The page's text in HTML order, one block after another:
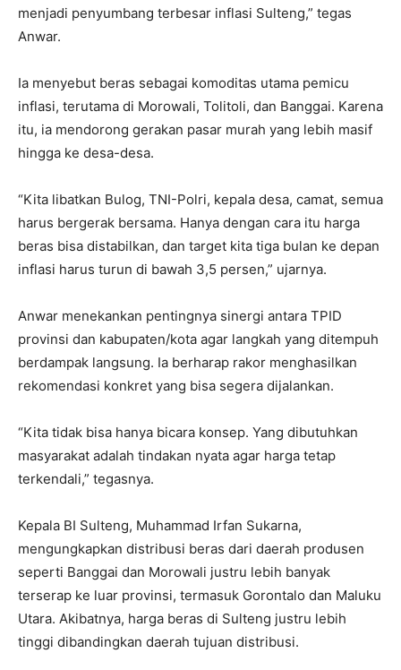
menjadi penyumbang terbesar inflasi Sulteng,” tegas
Anwar.
Ia menyebut beras sebagai komoditas utama pemicu
inflasi, terutama di Morowali, Tolitoli, dan Banggai. Karena
itu, ia mendorong gerakan pasar murah yang lebih masif
hingga ke desa-desa.
“Kita libatkan Bulog, TNI-Polri, kepala desa, camat, semua
harus bergerak bersama. Hanya dengan cara itu harga
beras bisa distabilkan, dan target kita tiga bulan ke depan
inflasi harus turun di bawah 3,5 persen,” ujarnya.
Anwar menekankan pentingnya sinergi antara TPID
provinsi dan kabupaten/kota agar langkah yang ditempuh
berdampak langsung. Ia berharap rakor menghasilkan
rekomendasi konkret yang bisa segera dijalankan.
“Kita tidak bisa hanya bicara konsep. Yang dibutuhkan
masyarakat adalah tindakan nyata agar harga tetap
terkendali,” tegasnya.
Kepala BI Sulteng, Muhammad Irfan Sukarna,
mengungkapkan distribusi beras dari daerah produsen
seperti Banggai dan Morowali justru lebih banyak
terserap ke luar provinsi, termasuk Gorontalo dan Maluku
Utara. Akibatnya, harga beras di Sulteng justru lebih
tinggi dibandingkan daerah tujuan distribusi.